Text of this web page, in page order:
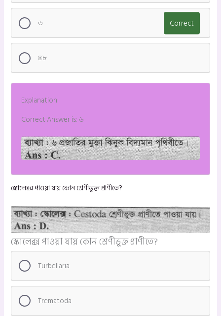
৬ Correct
৪৮
Explanation:
Correct Answer is: ৬
স্কোলেক্স পাওয়া যায় কোন শ্রেণীভুক্ত প্রাণীতে?
স্কোলেক্স পাওয়া যায় কোন শ্রেণীভুক্ত প্রাণীতে?
Turbellaria
Trematoda